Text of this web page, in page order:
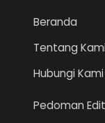
Beranda
Tentang Kami
Hubungi Kami
Pedoman